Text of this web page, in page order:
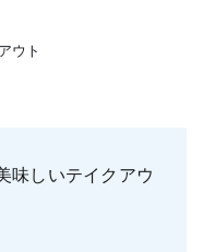
列矯正(主に成人)
ウト
味しいテイクアウ